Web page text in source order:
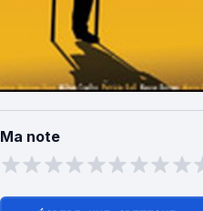
Ma note